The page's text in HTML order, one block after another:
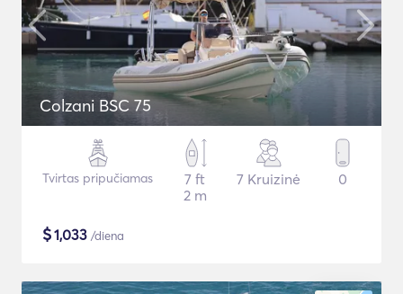
Colzani BSC 75
Tvirtas pripučiamas
7 ft
2 m
7 Kruizinė 0
$1,033 /diena